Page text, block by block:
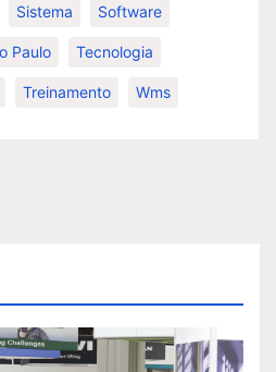
Sistema Software
Paulo Tecnologia
Treinamento Wms